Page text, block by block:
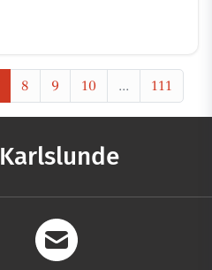
8 9 10 ... 111
Karlslunde